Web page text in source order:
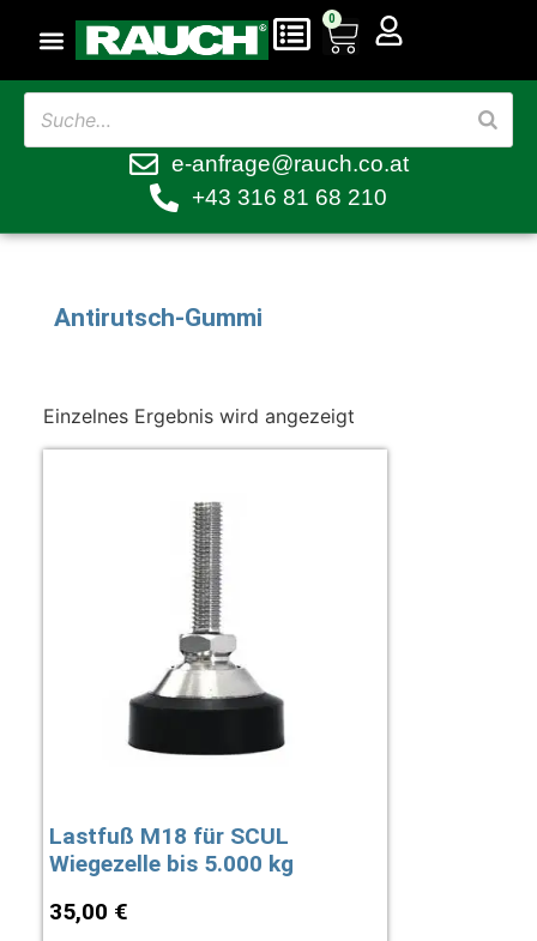
0
e-anfrage@rauch.co.at
+43 316 81 68 210
Antirutsch-Gummi
Einzelnes Ergebnis wird angezeigt
Lastfuß M18 für SCUL
Wiegezelle bis 5.000 kg
35,00 €